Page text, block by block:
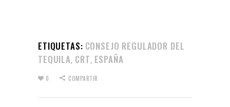
ETIQUETAS: CONSEJO REGULADOR DEL
TEQUILA, CRT, ESPAÑA
0 COMPARTIR